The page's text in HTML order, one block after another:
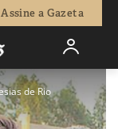
Assine a Gazeta
de Rio